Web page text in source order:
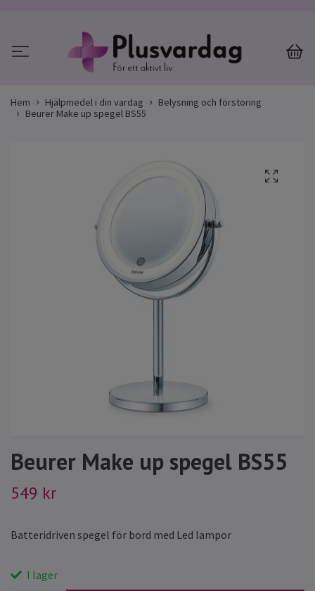
Hem Hjälpmedel i din vardag
Belysning och förstoring
Beurer Make up spegel BS55
Beurer Make up spegel BS55
549 kr
Batteridriven spegel för bord med Led lampor
I lager